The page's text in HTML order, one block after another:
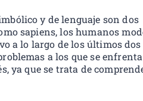
y de lenguaje son dos
sapiens, los humanos
a lo largo de los últimos
a los que se
ya que se trata de